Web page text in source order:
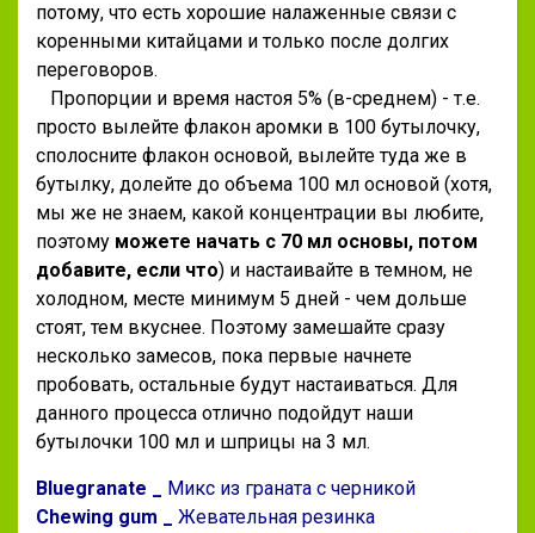
потому, что есть хорошие налаженные связи с
коренными китайцами и только после долгих
переговоров.
Пропорции и время настоя 5% (в-среднем) - т.е.
просто вылейте флакон аромки в 100 бутылочку,
сполосните флакон основой, вылейте туда же в
бутылку, долейте до объема 100 мл основой (хотя,
мы же не знаем, какой концентрации вы любите,
поэтому можете начать с 70 мл основы, потом
добавите, если что) и настаивайте в темном, не
холодном, месте минимум 5 дней - чем дольше
стоят, тем вкуснее. Поэтому замешайте сразу
несколько замесов, пока первые начнете
пробовать, остальные будут настаиваться. Для
данного процесса отлично подойдут наши
бутылочки 100 мл и шприцы на 3 мл.
Bluegranate _ Микс из граната с черникой
Chewing gum _ Жевательная резинка